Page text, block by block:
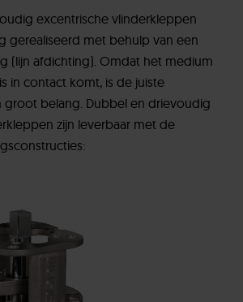
excentrische vlinderkleppen
gerealiseerd met behulp van een
(lijn afdichting). Omdat het medium
in contact komt, is de juiste
groot belang. Dubbel en drievoudig
zijn leverbaar met de